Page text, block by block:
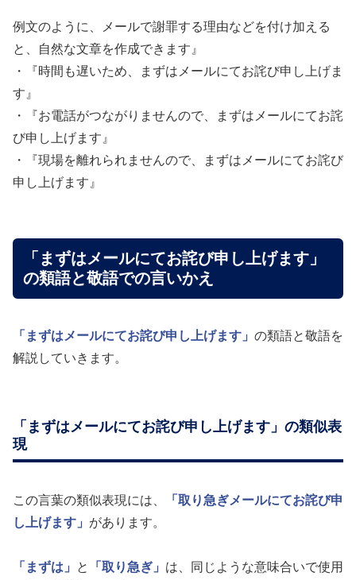
例文のように、メールで謝罪する理由などを付け加える
と、自然な文章を作成できます』
・『時間も遅いため、まずはメールにてお詫び申し上げま
す』
・『お電話がつながりませんので、まずはメールにてお詫
び申し上げます』
・『現場を離れられませんので、まずはメールにてお詫び
申し上げます』
「まずはメールにてお詫び申し上げます」
の類語と敬語での言いかえ
「まずはメールにてお詫び申し上げます」 の類語と敬語を
解説していきます。
「まずはメールにてお詫び申し上げます」の類似表
現
この言葉の類似表現には、
「取り急ぎメールにてお詫び申
し上げます」 があります。
「まずは」 と 「取り急ぎ」 は、同じような意味合いで使用